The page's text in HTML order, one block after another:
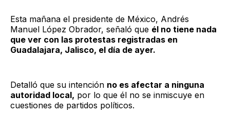
Esta mañana el presidente de México, Andrés
Manuel López Obrador, señaló que él no tiene nada
que ver con las protestas registradas en
Guadalajara, Jalisco, el día de ayer.
Detalló que su intención no es afectar a ninguna
autoridad local, por lo que él no se inmiscuye en
cuestiones de partidos políticos.